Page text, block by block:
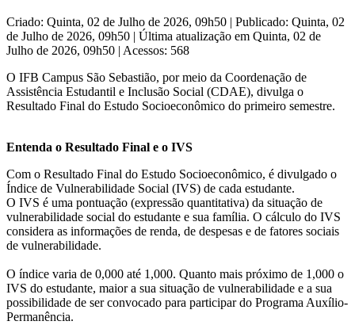
Criado: Quinta, 02 de Julho de 2026, 09h50 | Publicado: Quinta, 02
de Julho de 2026, 09h50 | Última atualização em Quinta, 02 de
Julho de 2026, 09h50 | Acessos: 568
O IFB Campus São Sebastião, por meio da Coordenação de
Assistência Estudantil e Inclusão Social (CDAE), divulga o
Resultado Final do Estudo Socioeconômico do primeiro semestre.
Entenda o Resultado Final e o IVS
Com o Resultado Final do Estudo Socioeconômico, é divulgado o
Índice de Vulnerabilidade Social (IVS) de cada estudante.
O IVS é uma pontuação (expressão quantitativa) da situação de
vulnerabilidade social do estudante e sua família. O cálculo do IVS
considera as informações de renda, de despesas e de fatores sociais
de vulnerabilidade.
O índice varia de 0,000 até 1,000. Quanto mais próximo de 1,000 o
IVS do estudante, maior a sua situação de vulnerabilidade e a sua
possibilidade de ser convocado para participar do Programa Auxílio-
Permanência.